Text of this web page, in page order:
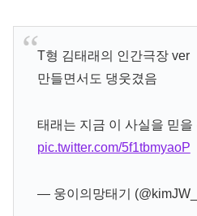
T형 김태래의 인간극장 ver
만들면서도 댕웃겼음
태래는 지금 이 사실을 믿을
pic.twitter.com/5f1tbmyaoP
— 웅이의망태기